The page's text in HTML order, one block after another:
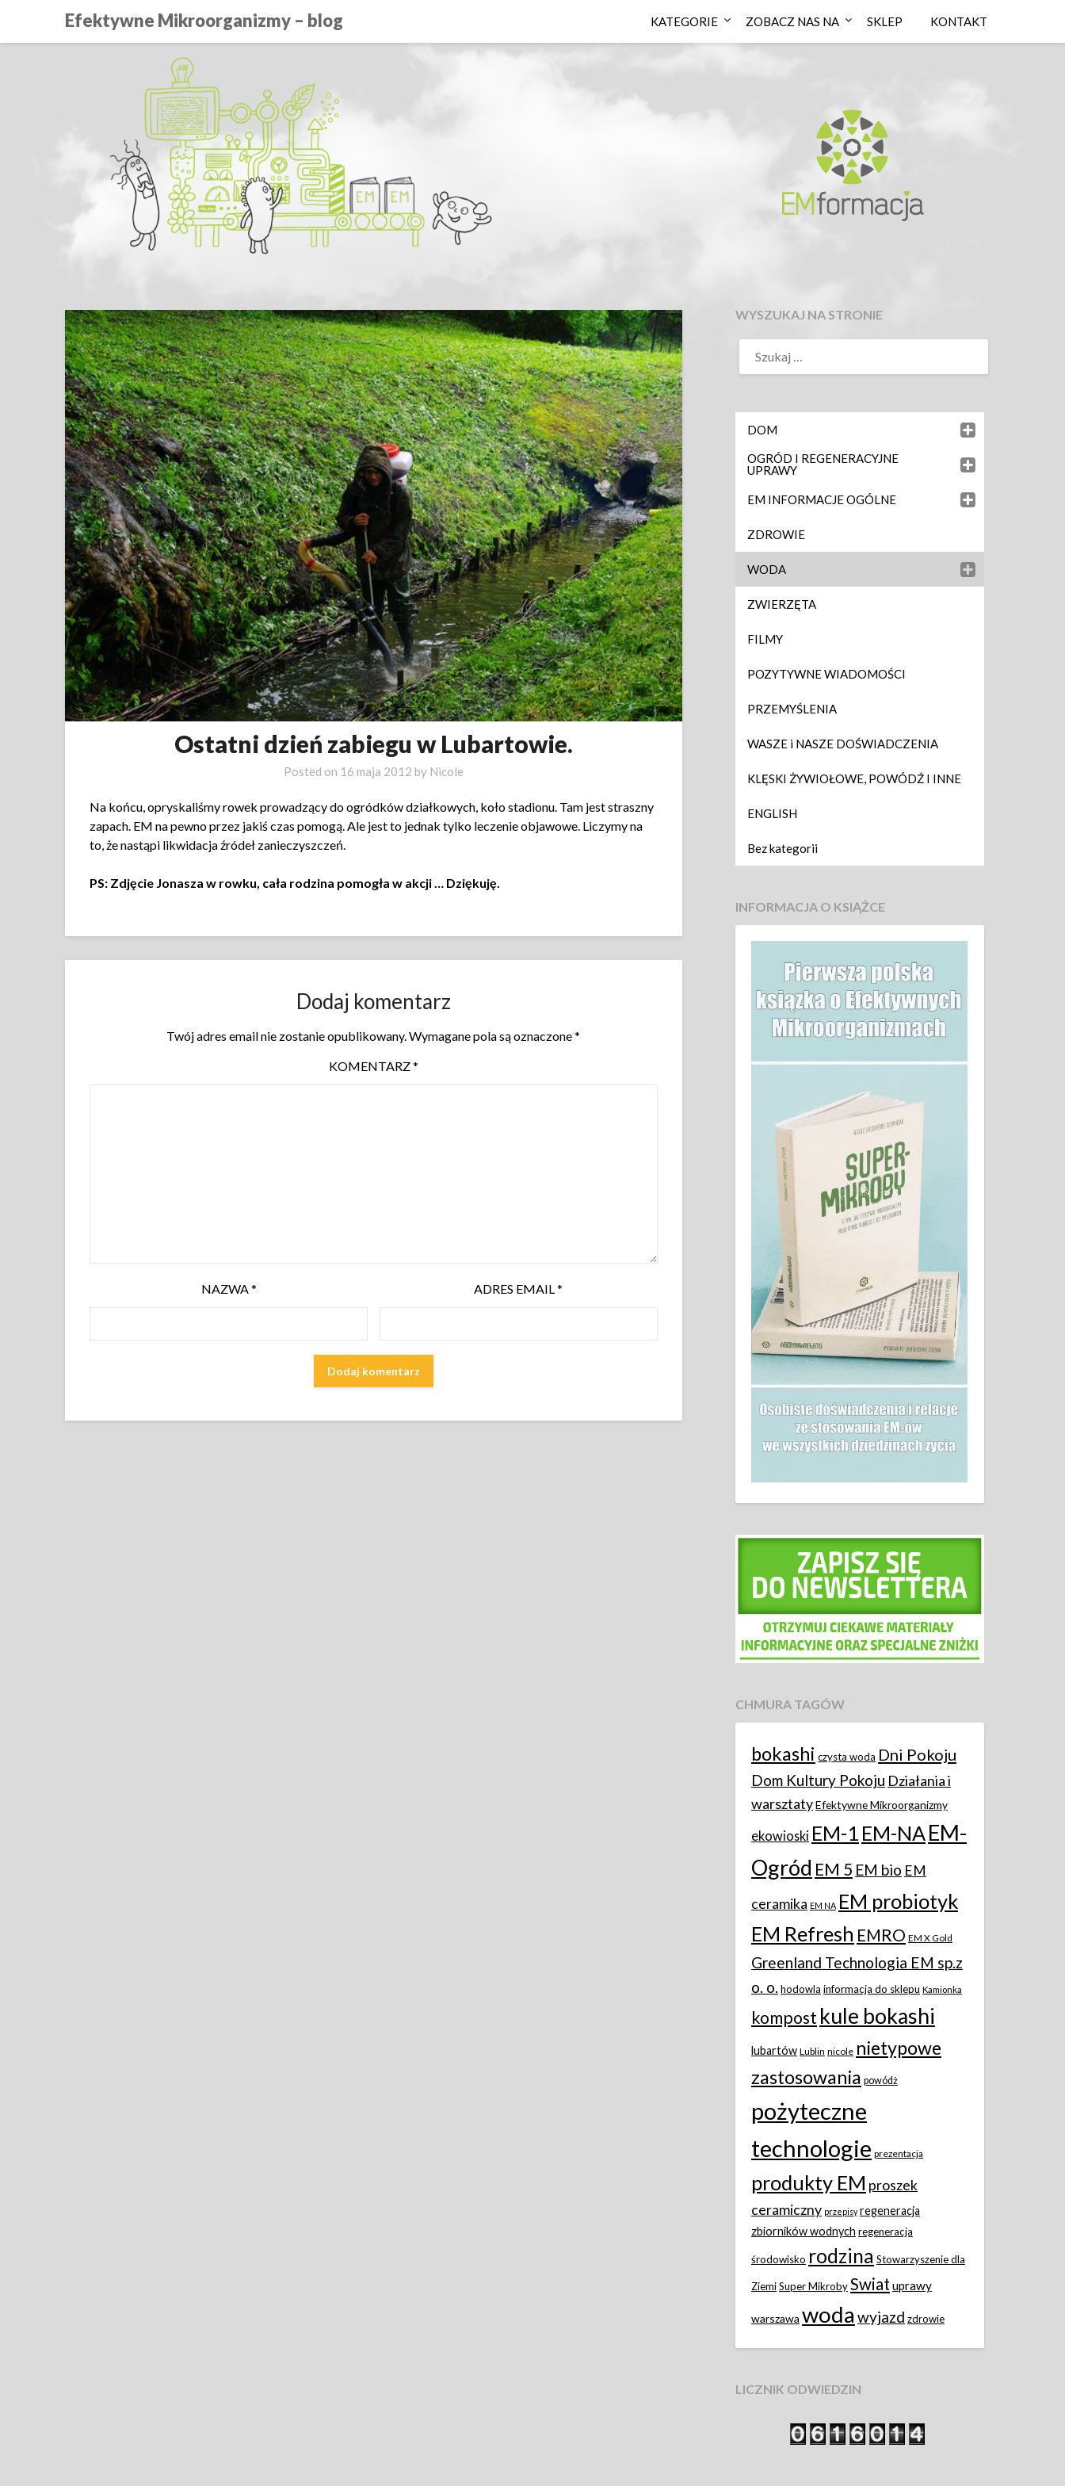
Efektywne Mikroorganizmy – blog KATEGORIE ZOBACZ NAS NA SKLEP KONTAKT
Ostatni dzień zabiegu w Lubartowie.
Posted on 16 maja 2012 by Nicole
Na końcu, opryskaliśmy rowek prowadzący do ogródków działkowych, koło stadionu. Tam jest straszny
zapach. EM na pewno przez jakiś czas pomogą. Ale jest to jednak tylko leczenie objawowe. Liczymy na
to, że nastąpi likwidacja źródeł zanieczyszczeń.
PS: Zdjęcie Jonasza w rowku, cała rodzina pomogła w akcji … Dziękuję.
Dodaj komentarz
Twój adres email nie zostanie opublikowany.Wymagane pola są oznaczone*
KOMENTARZ*
NAZWA* ADRES EMAIL*
WYSZUKAJ NA STRONIE
DOM
OGRÓD I REGENERACYJNE
UPRAWY
EM INFORMACJE OGÓLNE
ZDROWIE
WODA
ZWIERZĘTA
FILMY
POZYTYWNE WIADOMOŚCI
PRZEMYŚLENIA
WASZE i NASZE DOŚWIADCZENIA
KLĘSKI ŻYWIOŁOWE, POWÓDŹ I INNE
ENGLISH
Bez kategorii
INFORMACJA O KSIĄŻCE
CHMURA TAGÓW
bokashi czysta woda Dni Pokoju
Dom Kultury Pokoju Działania i
warsztatyEfektywne Mikroorganizmy
ekowioski EM-1 EM-NAEM-
Ogród EM 5 EM bio EM
ceramika EM NA EM probiotyk
EM Refresh EMRO EM X Gold
Greenland Technologia EM sp.z
o. o.hodowla informacja do sklepu Kamionka
kompost kule bokashi
lubartów Lublin nicole nietypowe
zastosowania powódż
pożyteczne
technologie prezentacja
produkty EM proszek
ceramiczny przepisy regeneracja
zbiorników wodnych regeneracja
środowisko rodzina Stowarzyszenie dla
ZiemiSuper MikrobySwiat uprawy
warszawa woda wyjazd zdrowie
LICZNIK ODWIEDZIN